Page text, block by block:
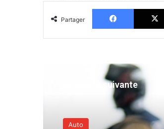
Partager
Facebook
Actualité suivante
Auto